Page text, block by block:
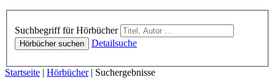
Suchbegriff für Hörbücher
Hörbücher suchen Detailsuche
Sie sind hier:
Startseite | Hörbücher| Suchergebnisse